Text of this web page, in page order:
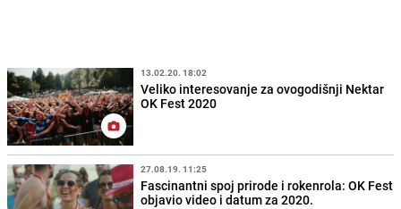
13.02.20. 18:02
Veliko interesovanje za ovogodišnji Nektar
OK Fest 2020
27.08.19. 11:25
Fascinantni spoj prirode i rokenrola: OK Fest
objavio video i datum za 2020.